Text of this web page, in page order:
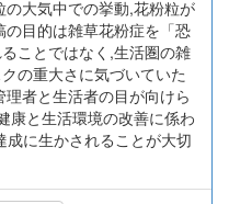
大気中での挙動,花粉粒が
目的は雑草花粉症を「恐
ことではなく,生活圏の雑
の重大さに気づいていた
者と生活者の目が向けら
康と生活環境の改善に係わ
に生かされることが大切